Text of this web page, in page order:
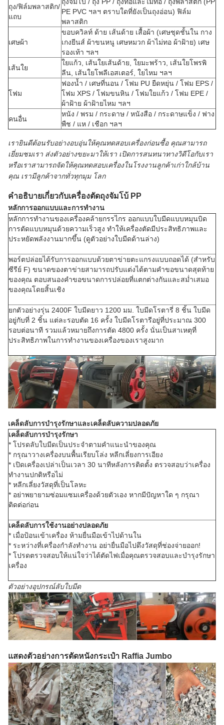
ถุง/ฟิล์มพลาสติก/
แถบ
PE PVC ฯลฯ ตราบใดที่ยังเป็นถุงอ่อน) ฟิล์ม
พลาสติก
เศษผ้า
ขอบควิลท์ ด้าย เส้นด้าย เสื้อผ้า (เศษชุดชั้นใน กาง
เกงยีนส์ ผ้าขนหนู เศษหมวก ผ้าไม่ทอ ผ้าฝ้าย) เศษ
รองเท้า ฯลฯ
เส้นใย
ใยแก้ว, เส้นใยเส้นด้าย, ใยมะพร้าว, เส้นใยโพรพิ
ลีน, เส้นใยโพลีเอสเตอร์, ใยไหม ฯลฯ
โฟม
ฟองน้ำ / เศษที่นอน / โฟม PU ยืดหยุ่น / โฟม EPS /
โฟม XPS / โฟมขนหิน / โฟมใยแก้ว / โฟม EPE /
ผ้าฝ้าย ผ้าฝ้ายไหม ฯลฯ
คนอื่น
หนัง / พรม / กระดาษ / หนังสือ / กระดาษแข็ง / ฟาง
พืช / แห / เชือก ฯลฯ
เรายินดีต้อนรับอย่างอบอุ่นให้คุณทดสอบเครื่องก่อนซื้อ คุณสามารถ
เยี่ยมชมเรา ส่งตัวอย่างขยะมาให้เรา เปิดการสนทนาทางวิดีโอกับเรา
หรือเราสามารถจัดให้คุณทดสอบเครื่องในโรงงานลูกค้าเก่าใกล้บ้าน
คุณ เรามีลูกค้าจากทั่วทุกมุม โลก
คำอธิบายเกี่ยวกับเครื่องตัดถุงจัมโบ้ PP
หลักการออกแบบและการทำงาน
หลักการทำงานของเครื่องคล้ายกรรไกร ออกแบบใบมีดแบบหมุนบิด
การตัดแบบหมุนด้วยความเร็วสูง ทำให้เครื่องตัดมีประสิทธิภาพและ
ประหยัดพลังงานมากขึ้น (ดูตัวอย่างใบมีดด้านล่าง)
พอร์ตปล่อยได้รับการออกแบบด้วยตาข่ายตะแกรงแบบถอดได้ (สำหรับ
ซีรีย์ F) ขนาดของตาข่ายสามารถปรับแต่งได้ตามคำขอขนาดสุดท้าย
ของคุณ ตอบสนองคำขอขนาดการปล่อยที่แตกต่างกันและสม่ำเสมอ
ของคุณโดยสิ้นเชิง
ยกตัวอย่างรุ่น 2400F ใบมีดยาว 1200 มม. ใบมีดโรตารี่ 8 ชิ้น ใบมีด
อยู่กับที่ 2 ชิ้น แต่ละรอบตัด 16 ครั้ง ใบมีดโรตารีอยู่ที่ประมาณ 300
รอบต่อนาที รวมแล้วหมายถึงการตัด 4800 ครั้ง นั่นเป็นสาเหตุที่
ประสิทธิภาพในการทำงานของเครื่องของเราสูงมาก
เคล็ดลับการบำรุงรักษาและเคล็ดลับความปลอดภัย
เคล็ดลับการบำรุงรักษา
* โปรดลับใบมีดเป็นประจำตามคำแนะนำของคุณ
* กรุณาวางเครื่องบนพื้นเรียบโล่ง หลีกเลี่ยงการเอียง
* เปิดเครื่องเปล่าเป็นเวลา 30 นาทีหลังการติดตั้ง ตรวจสอบว่าเครื่อง
ทำงานปกติหรือไม่
* หลีกเลี่ยงวัสดุที่เป็นโลหะ
* อย่าพยายามซ่อมแซมเครื่องด้วยตัวเอง หากมีปัญหาใด ๆ กรุณา
ติดต่อก่อน
เคล็ดลับการใช้งานอย่างปลอดภัย
* เมื่อป้อนเข้าเครื่อง ห้ามยื่นมือเข้าไปด้านใน
* ระหว่างที่เครื่องกำลังทำงาน อย่ายื่นมือไปดึงวัสดุที่ช่องจ่ายออก!
* โปรดตรวจสอบให้แน่ใจว่าได้ตัดไฟเมื่อคุณตรวจสอบและบำรุงรักษา
เครื่อง
ตัวอย่างอุปกรณ์ลับใบมีด
แสดงตัวอย่างการตัดหนังกระเป๋า Raffia Jumbo